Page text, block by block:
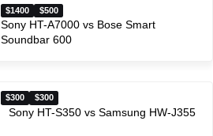
$1400 $500
Sony HT-A7000 vs Bose Smart
Soundbar 600
$300 $300
Sony HT-S350 vs Samsung HW-J355